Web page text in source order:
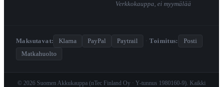
Verkkokauppa, ei myymälää
Maksutavat: Klarna PayPal Paytrail · Toimitus:
Posti
Matkahuolto
© 2026 Suomen Akkukauppa (nTec Finland Oy · Y-tunnus 1980160-9). Kaikki